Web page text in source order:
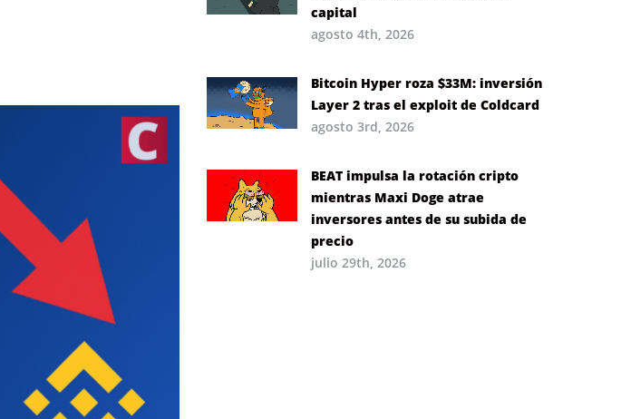
capital
agosto 4th, 2026
Bitcoin Hyper roza $33M: inversión
Layer 2 tras el exploit de Coldcard
agosto 3rd, 2026
BEAT impulsa la rotación cripto
mientras Maxi Doge atrae
inversores antes de su subida de
precio
julio 29th, 2026